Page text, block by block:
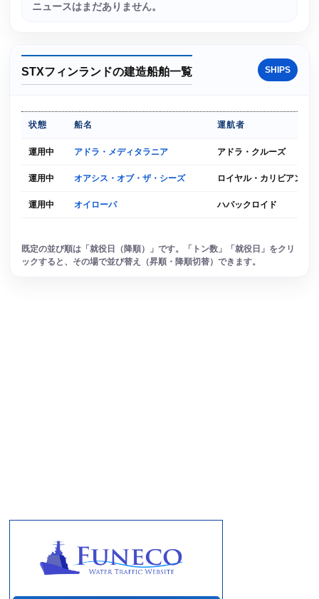
ニュースはまだありません。
STXフィンランドの建造船舶一覧 SHIPS
状態 船名 運航者
運用中 アドラ・メディタラニア アドラ・クルーズ
運用中 オアシス・オブ・ザ・シーズ ロイヤル・カリビアン・
運用中 オイローパ ハパックロイド
既定の並び順は「就役日（降順）」です。「トン数」「就役日」をクリ
ックすると、その場で並び替え（昇順・降順切替）できます。